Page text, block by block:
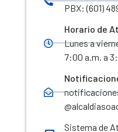
PBX: (601)
Horario de
Lunes a
7:00 a.m. a
Sistema de